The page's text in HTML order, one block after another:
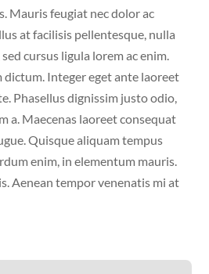
Mauris feugiat nec dolor ac
at facilisis pellentesque, nulla
cursus ligula lorem ac enim.
Integer eget ante laoreet
Phasellus dignissim justo odio,
a. Maecenas laoreet consequat
Quisque aliquam tempus
enim, in elementum mauris.
Aenean tempor venenatis mi at